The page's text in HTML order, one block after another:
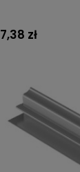
7,38 zł